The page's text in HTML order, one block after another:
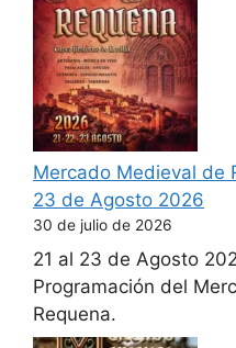
Mercado Medieval de
23 de Agosto 2026
30 de julio de 2026
21 al 23 de Agosto
Programación del
Requena.